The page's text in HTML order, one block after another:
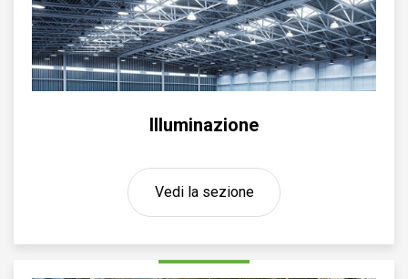
Illuminazione
Vedi la sezione